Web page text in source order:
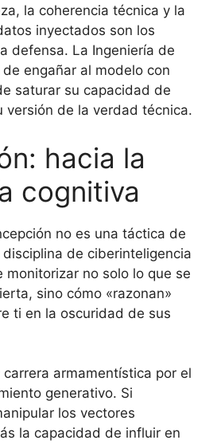
la coherencia técnica y la
inyectados son los
defensa. La Ingeniería de
engañar al modelo con
saturar su capacidad de
versión de la verdad técnica.
hacia la
cognitiva
no es una táctica de
de ciberinteligencia
monitorizar no solo lo que se
sino cómo «razonan»
ti en la oscuridad de sus
armamentística por el
generativo. Si
los vectores
la capacidad de influir en